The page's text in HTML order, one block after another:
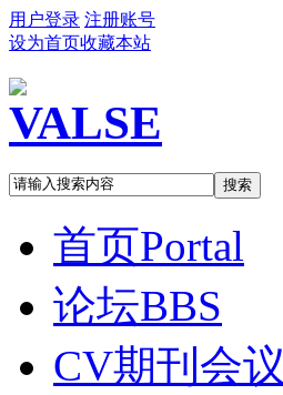
用户登录 注册账号
设为首页收藏本站
搜索
首页Portal
论坛BBS
CV期刊会议